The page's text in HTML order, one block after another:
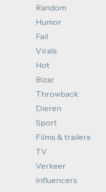
Random
Humor
Fail
Virals
Hot
Bizar
Throwback
Dieren
Sport
Films & trailers
TV
Verkeer
Influencers